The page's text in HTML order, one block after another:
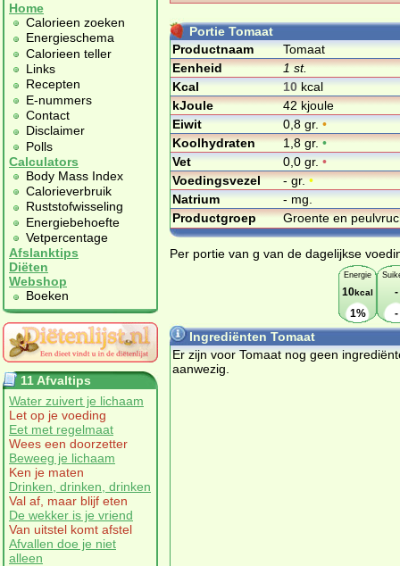
Home
Calorieen zoeken
Energieschema
Calorieen teller
Links
Recepten
E-nummers
Contact
Disclaimer
Polls
Calculators
Body Mass Index
Calorieverbruik
Ruststofwisseling
Energiebehoefte
Vetpercentage
Afslanktips
Diëten
Webshop
Boeken
11 Afvaltips
Water zuivert je lichaam
Let op je voeding
Eet met regelmaat
Wees een doorzetter
Beweeg je lichaam
Ken je maten
Drinken, drinken, drinken
Val af, maar blijf eten
De wekker is je vriend
Van uitstel komt afstel
Afvallen doe je niet
alleen
Portie Tomaat
Productnaam
Tomaat
Eenheid
1 st.
Kcal
10 kcal
kJoule
42 kjoule
Eiwit
0,8 gr. •
Koolhydraten
1,8 gr.•
Vet
0,0 gr. •
Voedingsvezel
- gr.•
Natrium
- mg.
Productgroep
Groente en
Per portie van g van de dagelijkse
Energie
10kcal
1%
-
-
Ingrediënten Tomaat
Er zijn voor Tomaat nog geen
aanwezig.